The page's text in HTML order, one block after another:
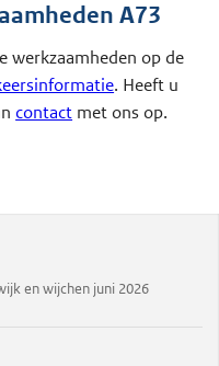
A73
werkzaamheden op de
. Heeft u
contact met ons op.
en wijchen juni 2026